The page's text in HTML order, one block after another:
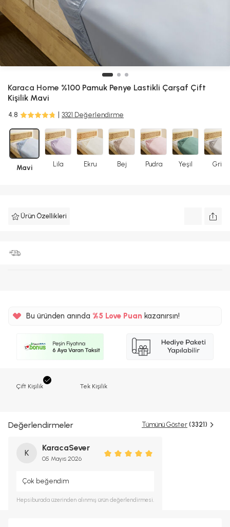
Karaca Home %100 Pamuk Penye Lastikli Çarşaf Çift
Kişilik Mavi
4.8 3321 Değerlendirme
Mavi Lila Ekru Bej Pudra Yeşil Gri
Ürün Özellikleri
Bu üründen anında %5
%5
Love Puan kazanırsın!
Çift Kişilik Tek Kişilik
Değerlendirmeler Tümünü Göster (3321)
K
KaracaSever
05 Mayıs 2026
Çok beğendim
Hepsiburada üzerinden alınmış ürün değerlendirmesi.